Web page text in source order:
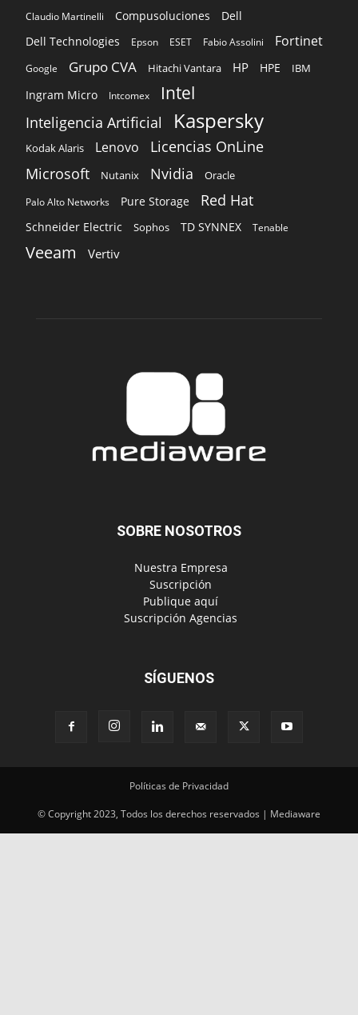
Claudio Martinelli Compusoluciones
Dell
Dell Technologies
Epson ESET Fabio Assolini Fortinet
Google Grupo CVA Hitachi Vantara HP HPE IBM
Ingram Micro Intcomex Intel
Inteligencia Artificial Kaspersky
Kodak Alaris Lenovo Licencias OnLine
Microsoft Nutanix Nvidia Oracle
Palo Alto Networks Pure Storage Red Hat
Schneider Electric Sophos TD SYNNEX Tenable
Veeam Vertiv
SOBRE NOSOTROS
‎ Nuestra Empresa
‎ Suscripción
‎ Publique aquí
‎ Suscripción Agencias
SÍGUENOS
Políticas de Privacidad
© Copyright 2023, Todos los derechos reservados | Mediaware